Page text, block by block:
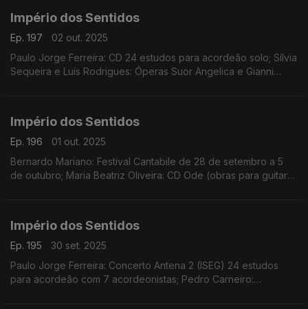
Império dos Sentidos
Ep. 197
02 out. 2025
Paulo Jorge Ferreira: CD 24 estudos para acordeão solo; Sílvia
Sequeira e Luís Rodrigues: Óperas Suor Angelica e Gianni
Império dos Sentidos
Ep. 196
01 out. 2025
Bernardo Mariano: Festival Cantabile de 28 de setembro a 5
de outubro; Maria Beatriz Oliveira: CD Ode (obras para guitarra
Império dos Sentidos
Ep. 195
30 set. 2025
Paulo Jorge Ferreira: Concerto Antena 2 (ISEG) 24 estudos
para acordeão com 7 acordeonistas; Pedro Carneiro: